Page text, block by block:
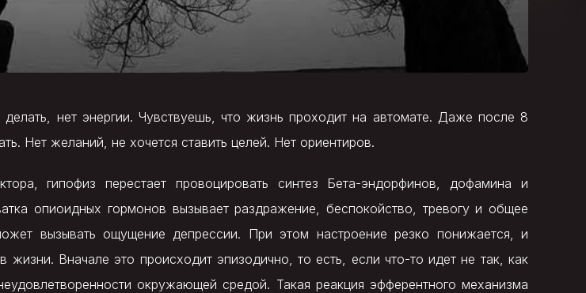
нет энергии. Чувствуешь, что жизнь проходит на автомате. Даже после 8
Нет желаний, не хочется ставить целей. Нет ориентиров.
гипофиз перестает провоцировать синтез Бета-эндорфинов, дофамина и
опиоидных гормонов вызывает раздражение, беспокойство, тревогу и общее
вызывать ощущение депрессии. При этом настроение резко понижается, и
Вначале это происходит эпизодично, то есть, если что-то идет не так, как
окружающей средой. Такая реакция эфферентного механизма